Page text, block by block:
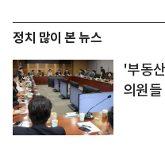
정치 많이 본 뉴스
'부동
의원